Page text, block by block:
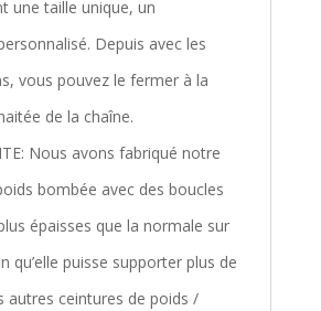
une taille unique, un
Depuis avec les
vous pouvez le fermer à la
de la chaîne.
Nous avons fabriqué notre
bombée avec des boucles
épaisses que la normale sur
qu’elle puisse supporter plus de
autres ceintures de poids /